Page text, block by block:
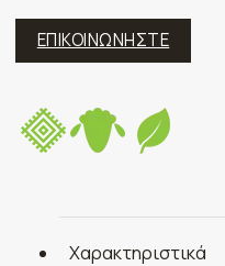
ΕΠΙΚΟΙΝΩΝΗΣΤΕ
Χαρακτηριστικά